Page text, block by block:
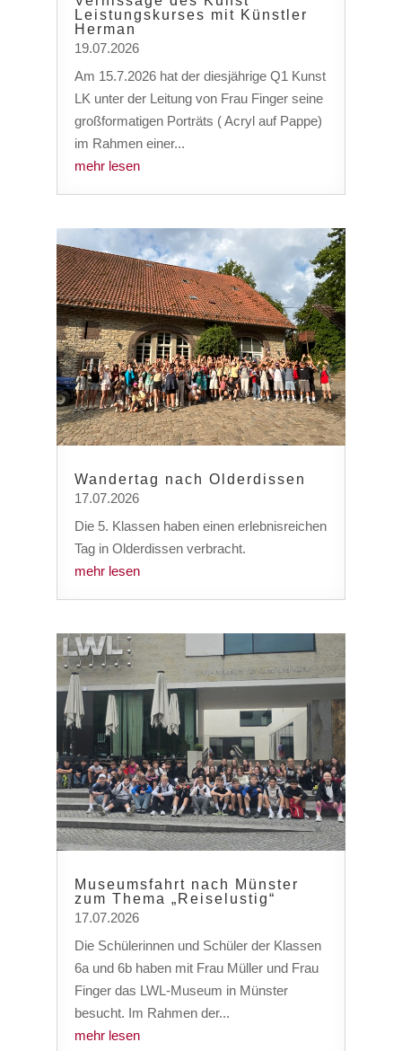
Leistungskurses mit Künstler
Herman
19.07.2026
Am 15.7.2026 hat der diesjährige Q1 Kunst
LK unter der Leitung von Frau Finger seine
großformatigen Porträts ( Acryl auf Pappe)
im Rahmen einer...
mehr lesen
Wandertag nach Olderdissen
17.07.2026
Die 5. Klassen haben einen erlebnisreichen
Tag in Olderdissen verbracht.
mehr lesen
Museumsfahrt nach Münster
zum Thema „Reiselustig“
17.07.2026
Die Schülerinnen und Schüler der Klassen
6a und 6b haben mit Frau Müller und Frau
Finger das LWL-Museum in Münster
besucht. Im Rahmen der...
mehr lesen